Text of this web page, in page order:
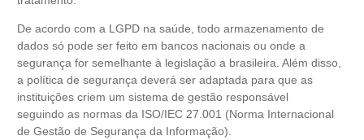
De acordo com a LGPD na saúde, todo armazenamento de
dados só pode ser feito em bancos nacionais ou onde a
segurança for semelhante à legislação a brasileira. Além disso
a política de segurança deverá ser adaptada para que as
instituições criem um sistema de gestão responsável
seguindo as normas da ISO/IEC 27.001 (Norma Internacional
de Gestão de Segurança da Informação).